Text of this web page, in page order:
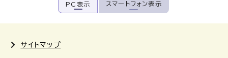
PC表示 スマートフォン表示
サイトマップ